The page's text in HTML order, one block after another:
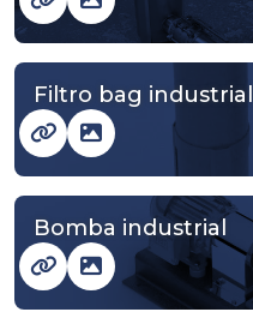
Filtro bag industrial
Bomba industrial